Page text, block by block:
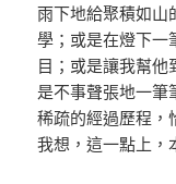
雨下地給聚積如山
學；或是在燈下一
目；或是讓我幫
是不事聲張地一
稀疏的經過歷程，
我想，這一點上，